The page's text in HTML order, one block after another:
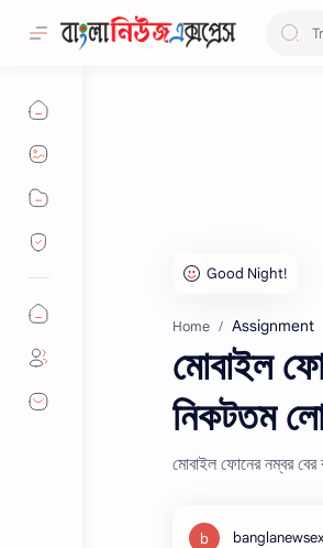
Home Assignment
মােবাইল
নিকটতম
মােবাইল ফোনের নম্বর